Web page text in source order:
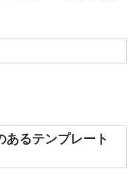
るテンプレート